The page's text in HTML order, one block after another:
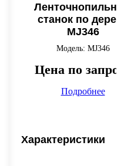
станок по
MJ346
Модель: MJ346
Цена по
Подробнее
Характеристики